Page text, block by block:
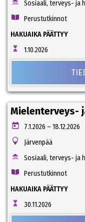
Sosiaali, terveys- ja
Perustutkinnot
HAKUAIKA PÄÄTTYY
1.10.2026
Mielenterveys-
7.1.2026 – 18.12.2026
Järvenpää
Sosiaali, terveys- ja
Perustutkinnot
HAKUAIKA PÄÄTTYY
30.11.2026